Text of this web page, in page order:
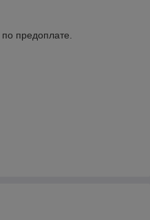
предоплате.